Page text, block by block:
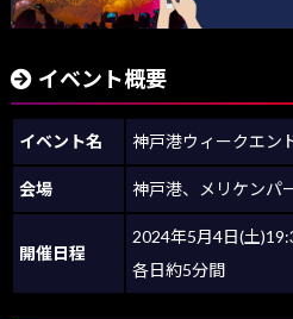
イベント概要
イベント名 神戸港ウィークエン
会場 神戸港、メリケンパ
開催日程
2024年5月4日(土
各日約5分間